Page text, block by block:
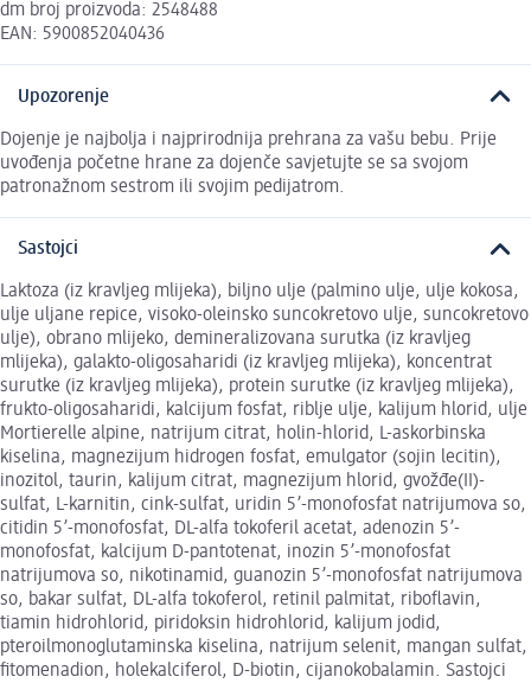
dm broj proizvoda: 2548488
EAN: 5900852040436
Upozorenje
Dojenje je najbolja i najprirodnija prehrana za vašu bebu. Prije
uvođenja početne hrane za dojenče savjetujte se sa svojom
patronažnom sestrom ili svojim pedijatrom.
Sastojci
Laktoza (iz kravljeg mlijeka), biljno ulje (palmino ulje, ulje kokosa,
ulje uljane repice, visoko-oleinsko suncokretovo ulje, suncokretovo
ulje), obrano mlijeko, demineralizovana surutka (iz kravljeg
mlijeka), galakto-oligosaharidi (iz kravljeg mlijeka), koncentrat
surutke (iz kravljeg mlijeka), protein surutke (iz kravljeg mlijeka),
frukto-oligosaharidi, kalcijum fosfat, riblje ulje, kalijum hlorid, ulje
Mortierelle alpine, natrijum citrat, holin-hlorid, L-askorbinska
kiselina, magnezijum hidrogen fosfat, emulgator (sojin lecitin),
inozitol, taurin, kalijum citrat, magnezijum hlorid, gvožđe(II)-
sulfat, L-karnitin, cink-sulfat, uridin 5’-monofosfat natrijumova so,
citidin 5’-monofosfat, DL-alfa tokoferil acetat, adenozin 5’-
monofosfat, kalcijum D-pantotenat, inozin 5’-monofosfat
natrijumova so, nikotinamid, guanozin 5’-monofosfat natrijumova
so, bakar sulfat, DL-alfa tokoferol, retinil palmitat, riboflavin,
tiamin hidrohlorid, piridoksin hidrohlorid, kalijum jodid,
pteroilmonoglutaminska kiselina, natrijum selenit, mangan sulfat,
fitomenadion, holekalciferol, D-biotin, cijanokobalamin. Sastojci